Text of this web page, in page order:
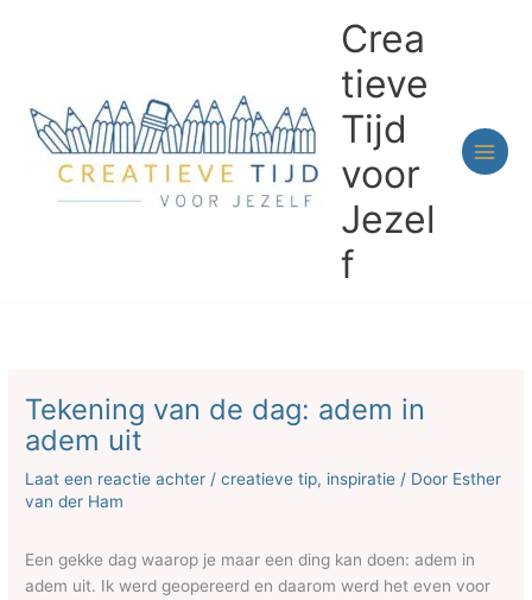
Crea
tieve
Tijd
voor
Jezel
f
Tekening van de dag: adem in
adem uit
Laat een reactie achter /creatieve tip, inspiratie / Door Esther
van der Ham
Een gekke dag waarop je maar een ding kan doen: adem in
adem uit. Ik werd geopereerd en daarom werd het even voor